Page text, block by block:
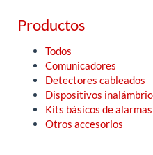
Productos
Todos
Comunicadores
Detectores cableados
Dispositivos
Kits básicos de alarmas
Otros accesorios